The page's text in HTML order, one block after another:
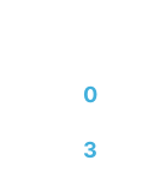
0
3